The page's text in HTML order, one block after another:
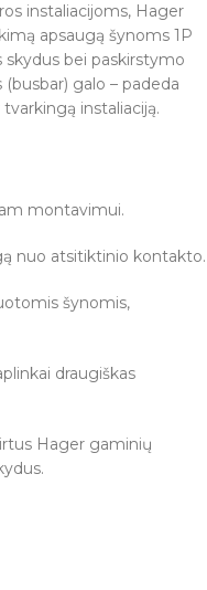
instaliacijoms, Hager
apsaugą šynoms 1P
bei paskirstymo
galo – padeda
instaliaciją.
montavimui.
nuo atsitiktinio kontakto.
šynomis,
draugiškas
Hager gaminių